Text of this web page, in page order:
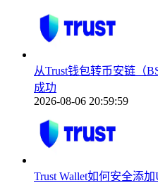
从Trust钱包转币安链（
成功
2026-08-06 20:59:59
Trust Wallet如何安全添